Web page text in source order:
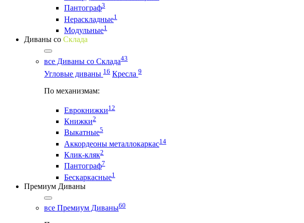
Пантограф3
Нераскладные1
Модульные1
Диваны со Склада
все Диваны со Склада43
Угловые диваны 16 Кресла 9
По механизмам:
Еврокнижки12
Книжки2
Выкатные5
Аккордеоны металлокаркас14
Клик-кляк2
Пантограф7
Бескаркасные1
Премиум Диваны
все Премиум Диваны60